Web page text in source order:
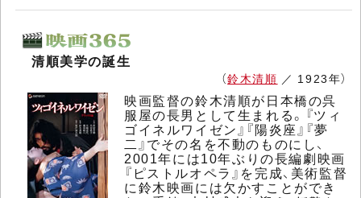
清順美学の誕生
（鈴木清順 ／ 1923年）
映画監督の鈴木清順が日本橋の呉
服屋の長男として生まれる。『ツィ
ゴイネルワイゼン』『陽炎座』『夢
二』でその名を不動のものにし、
2001年には10年ぶりの長編劇映画
『ピストルオペラ』を完成、美術監督
に鈴木映画には欠かすことができ